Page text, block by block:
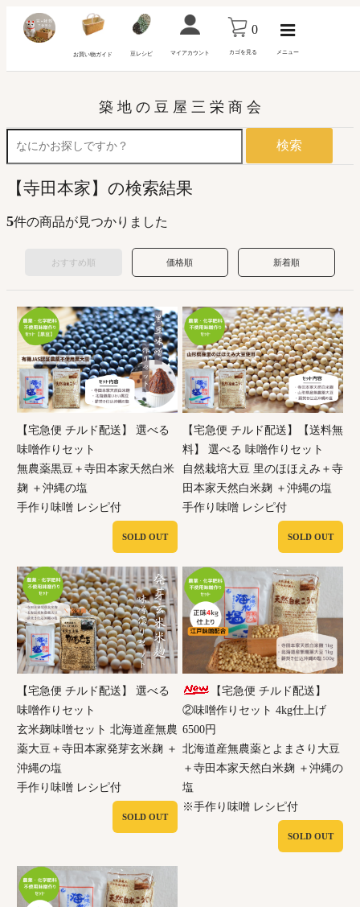
お買い物ガイド 豆レシピ マイアカウント
0
カゴを見る メニュー
築 地 の 豆 屋 三 栄 商 会
検索
【寺田本家】の検索結果
5件の商品が見つかりました
おすすめ順 価格順 新着順
【宅急便 チルド配送】 選べる
味噌作りセット
無農薬黒豆＋寺田本家天然白米
麹 ＋沖縄の塩
手作り味噌 レシピ付
SOLD OUT
【宅急便 チルド配送】【送料無
料】 選べる 味噌作りセット
自然栽培大豆 里のほほえみ＋寺
田本家天然白米麹 ＋沖縄の塩
手作り味噌 レシピ付
SOLD OUT
【宅急便 チルド配送】 選べる
味噌作りセット
玄米麹味噌セット 北海道産無農
薬大豆＋寺田本家発芽玄米麹 ＋
沖縄の塩
手作り味噌 レシピ付
SOLD OUT
【宅急便 チルド配送】
②味噌作りセット 4kg仕上げ
6500円
北海道産無農薬とよまさり大豆
＋寺田本家天然白米麹 ＋沖縄の
塩
※手作り味噌 レシピ付
SOLD OUT